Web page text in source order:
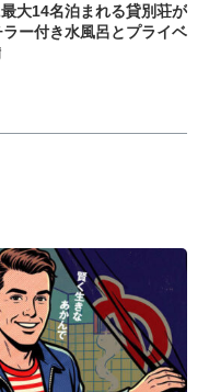
大14名泊まれる貸別荘が
ー付き水風呂とプライベ